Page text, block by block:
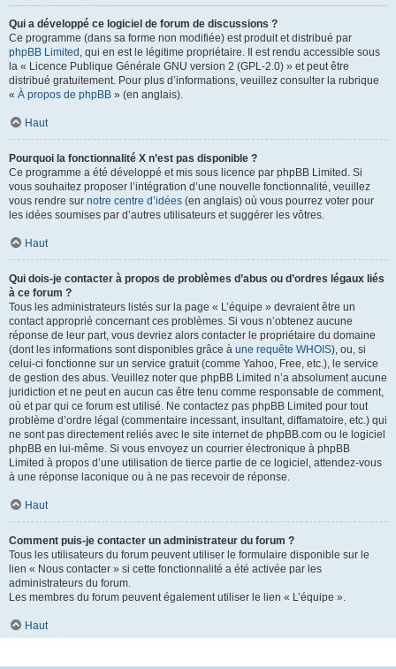
Qui a développé ce logiciel de forum de discussions ?
Ce programme (dans sa forme non modifiée) est produit et distribué par
phpBB Limited , qui en est le légitime propriétaire. Il est rendu accessible sous
la « Licence Publique Générale GNU version 2 (GPL-2.0) » et peut être
distribué gratuitement. Pour plus d’informations, veuillez consulter la rubrique
« À propos de phpBB » (en anglais).
Haut
Pourquoi la fonctionnalité X n’est pas disponible ?
Ce programme a été développé et mis sous licence par phpBB Limited. Si
vous souhaitez proposer l’intégration d’une nouvelle fonctionnalité, veuillez
vous rendre sur notre centre d’idées (en anglais) où vous pourrez voter pour
les idées soumises par d’autres utilisateurs et suggérer les vôtres.
Haut
Qui dois-je contacter à propos de problèmes d’abus ou d’ordres légaux liés
à ce forum ?
Tous les administrateurs listés sur la page « L’équipe » devraient être un
contact approprié concernant ces problèmes. Si vous n’obtenez aucune
réponse de leur part, vous devriez alors contacter le propriétaire du domaine
(dont les informations sont disponibles grâce à une requête WHOIS), ou, si
celui-ci fonctionne sur un service gratuit (comme Yahoo, Free, etc.), le service
de gestion des abus. Veuillez noter que phpBB Limited n’a absolument aucune
juridiction et ne peut en aucun cas être tenu comme responsable de comment,
où et par qui ce forum est utilisé. Ne contactez pas phpBB Limited pour tout
problème d’ordre légal (commentaire incessant, insultant, diffamatoire, etc.) qui
ne sont pas directement reliés avec le site internet de phpBB.com ou le logiciel
phpBB en lui-même. Si vous envoyez un courrier électronique à phpBB
Limited à propos d’une utilisation de tierce partie de ce logiciel, attendez-vous
à une réponse laconique ou à ne pas recevoir de réponse.
Haut
Comment puis-je contacter un administrateur du forum ?
Tous les utilisateurs du forum peuvent utiliser le formulaire disponible sur le
lien « Nous contacter » si cette fonctionnalité a été activée par les
administrateurs du forum.
Les membres du forum peuvent également utiliser le lien « L’équipe ».
Haut